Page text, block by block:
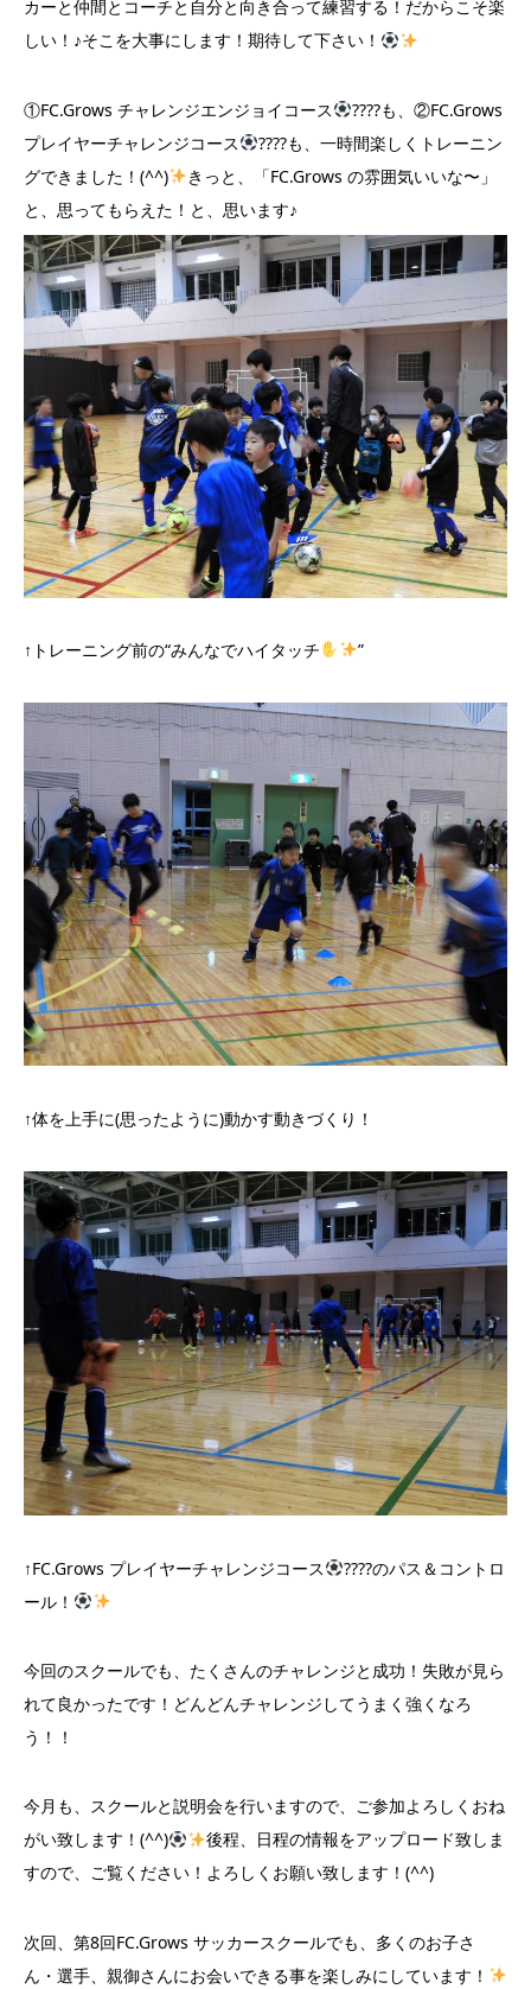
カーと仲間とコーチと自分と向き合って練習する！だからこそ楽
しい！♪そこを大事にします！期待して下さい！
①FC.Grows チャレンジエンジョイコース ????も、②FC.Grows
プレイヤーチャレンジコース
????も、一時間楽しくトレーニン
グできました！(^^)
きっと、「FC.Grows の雰囲気いいな〜」
と、思ってもらえた！と、思います♪
↑トレーニング前の“みんなでハイタッチ ”
↑体を上手に(思ったように)動かす動きづくり！
↑FC.Grows プレイヤーチャレンジコース
????のパス＆コントロ
ール！
今回のスクールでも、たくさんのチャレンジと成功！失敗が見ら
れて良かったです！どんどんチャレンジしてうまく強くなろ
う！！
今月も、スクールと説明会を行いますので、ご参加よろしくおね
がい致します！(^^)
後程、日程の情報をアップロード致しま
すので、ご覧ください！よろしくお願い致します！(^^)
次回、第8回FC.Grows サッカースクールでも、多くのお子さ
ん・選手、親御さんにお会いできる事を楽しみにしています！